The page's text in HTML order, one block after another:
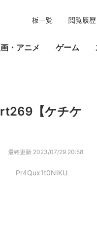
板一覧 閲覧履歴
・アニメ ゲーム
【ケチケ
最終更新 2023/07/29 20:58
Pr4Qux1t0NIKU